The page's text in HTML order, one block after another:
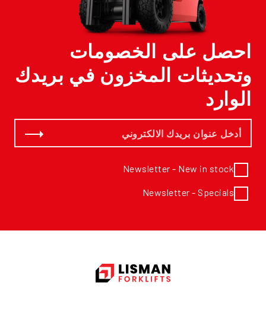
احصل على الخصومات
وتحديثات المخزون في بريدك
الوارد
Email *
اشترك
Newsletter - New in stock
Newsletter - Specials